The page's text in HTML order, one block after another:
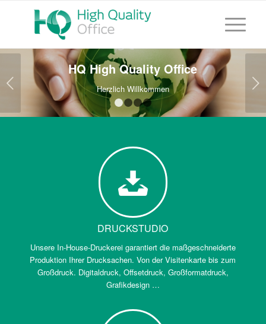
HQ High Quality Office
Herzlich Willkommen Weiter
1 2 3 4
DRUCKSTUDIO
Unsere In-House-Druckerei garantiert die maßgeschneiderte
Produktion Ihrer Drucksachen. Von der Visitenkarte bis zum
Großdruck. Digitaldruck, Offsetdruck, Großformatdruck,
Grafikdesign …